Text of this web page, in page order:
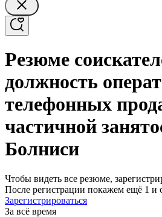
Резюме
должность
телефонных
частичной
Болниси
Чтобы видеть все резюме,
После регистрации покажем ещё 1 и
Зарегистрироваться
За всё время